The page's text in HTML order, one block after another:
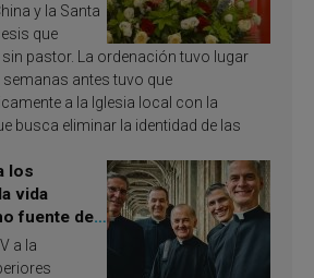
y la Santa
que
sin pastor. La ordenación tuvo lugar
semanas antes tuvo que
a la Iglesia local con la
busca eliminar la identidad de las
los
vida
fuente de
a la